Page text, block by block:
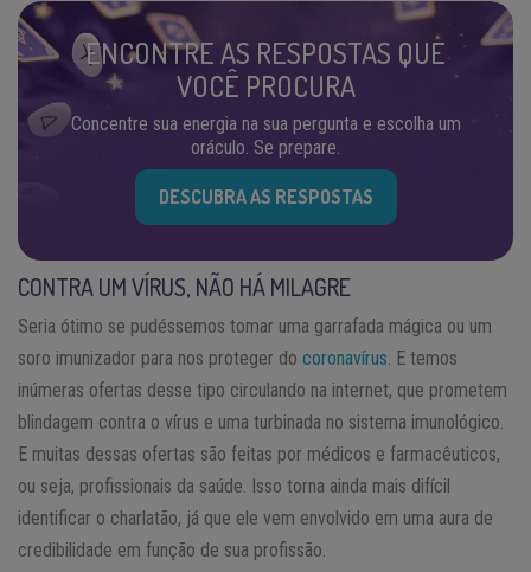
ENCONTRE AS RESPOSTAS QUE
VOCÊ PROCURA
Concentre sua energia na sua pergunta e escolha um
oráculo. Se prepare.
DESCUBRA AS RESPOSTAS
CONTRA UM VÍRUS, NÃO HÁ MILAGRE
Seria ótimo se pudéssemos tomar uma garrafada mágica ou um
soro imunizador para nos proteger do coronavírus . E temos
inúmeras ofertas desse tipo circulando na internet, que prometem
blindagem contra o vírus e uma turbinada no sistema imunológico.
E muitas dessas ofertas são feitas por médicos e farmacêuticos,
ou seja, profissionais da saúde. Isso torna ainda mais difícil
identificar o charlatão, já que ele vem envolvido em uma aura de
credibilidade em função de sua profissão.